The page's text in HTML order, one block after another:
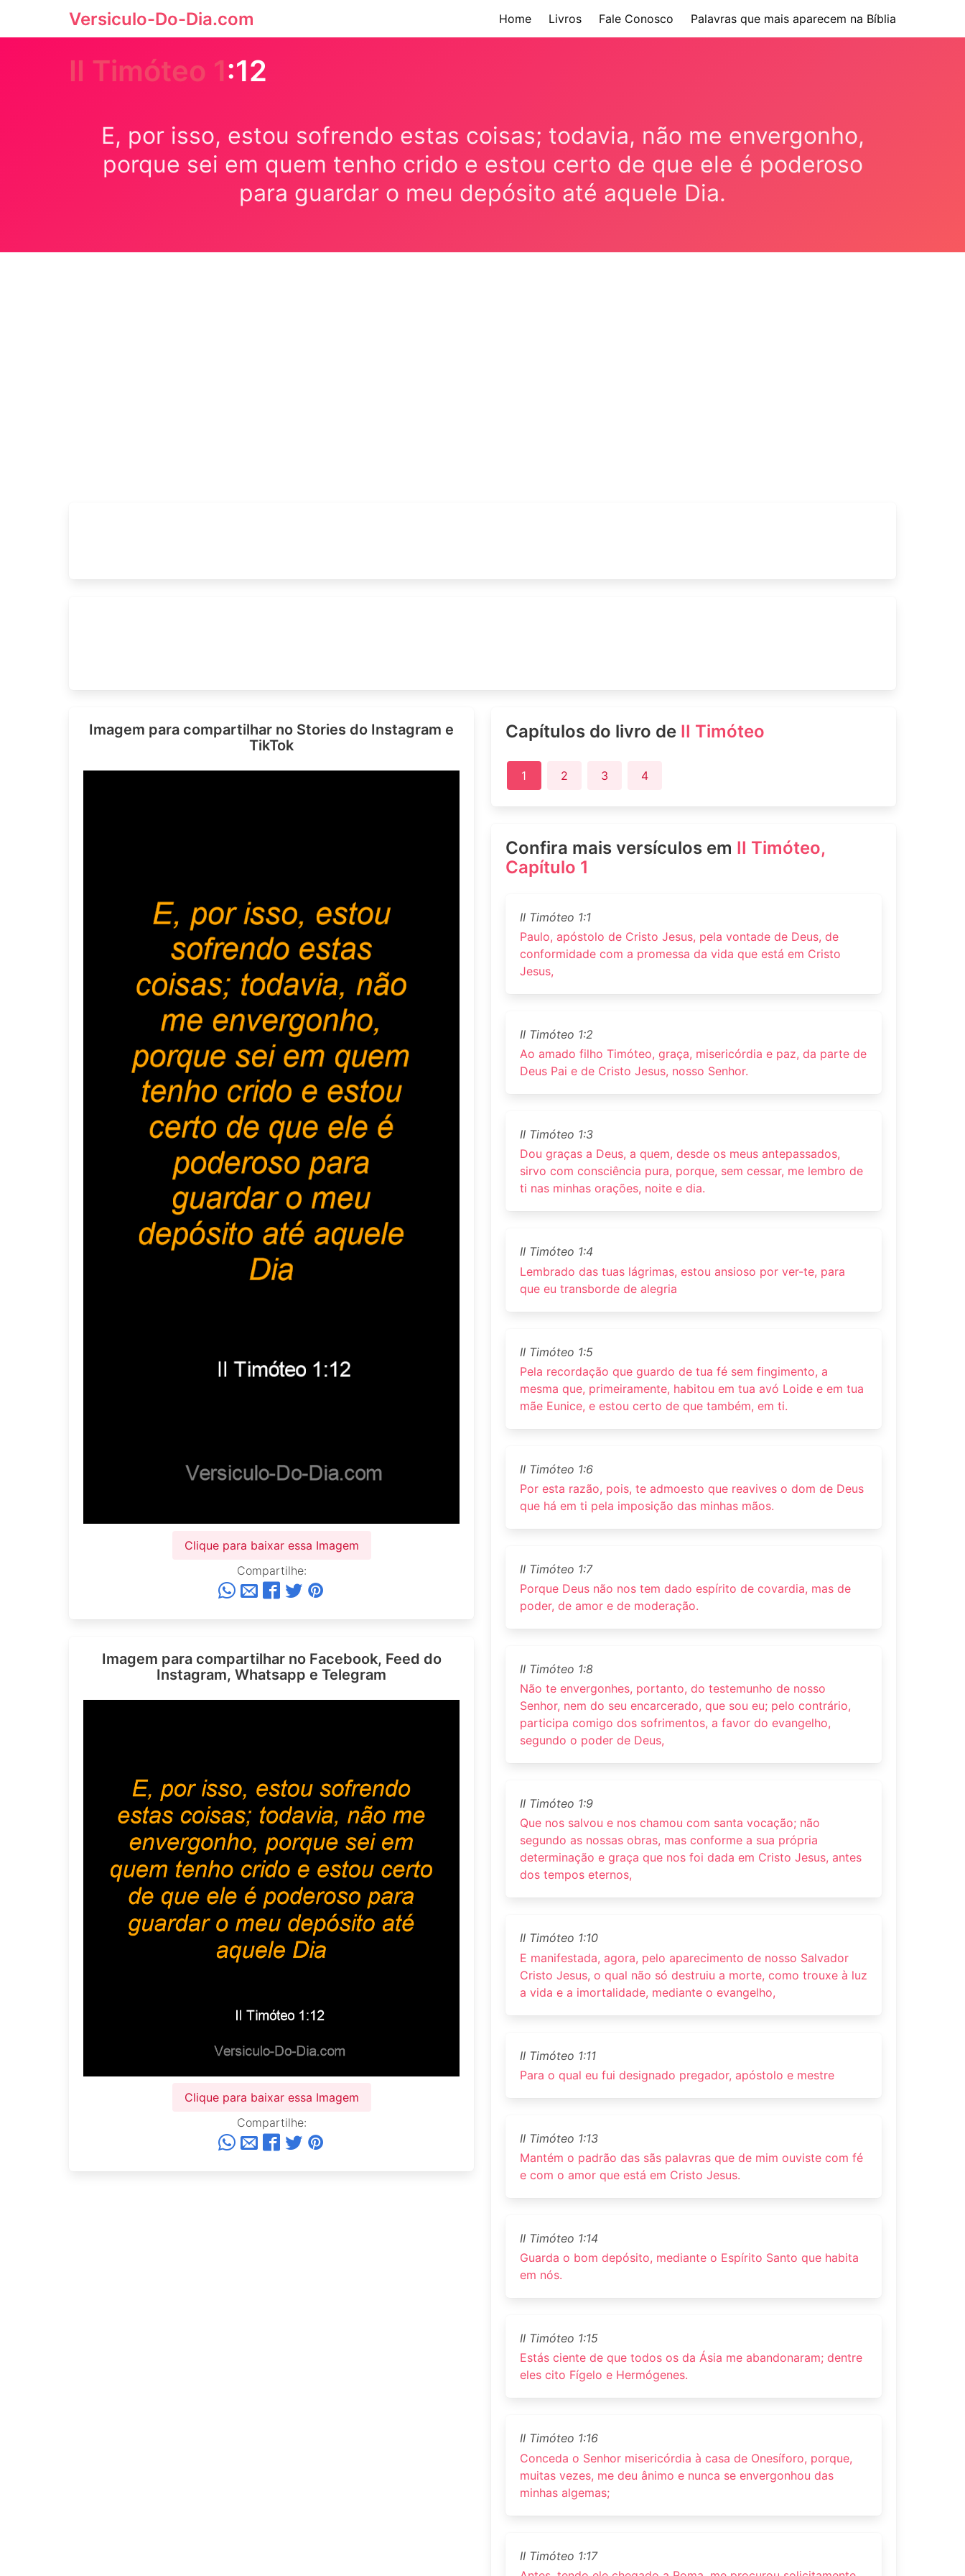
Versiculo-Do-Dia.com Home Livros Fale Conosco Palavras que mais aparecem na Bíblia
II Timóteo 1:12
E, por isso, estou sofrendo estas coisas; todavia, não me envergonho,
porque sei em quem tenho crido e estou certo de que ele é poderoso
para guardar o meu depósito até aquele Dia.
Imagem para compartilhar no Stories do Instagram e
TikTok
Clique para baixar essa Imagem
Compartilhe:
Imagem para compartilhar no Facebook, Feed do
Instagram, Whatsapp e Telegram
Clique para baixar essa Imagem
Compartilhe:
Capítulos do livro de II Timóteo
1 2 3 4
Confira mais versículos em II Timóteo,
Capítulo 1
II Timóteo 1:1
Paulo, apóstolo de Cristo Jesus, pela vontade de Deus, de
conformidade com a promessa da vida que está em Cristo
Jesus,
II Timóteo 1:2
Ao amado filho Timóteo, graça, misericórdia e paz, da parte de
Deus Pai e de Cristo Jesus, nosso Senhor.
II Timóteo 1:3
Dou graças a Deus, a quem, desde os meus antepassados,
sirvo com consciência pura, porque, sem cessar, me lembro de
ti nas minhas orações, noite e dia.
II Timóteo 1:4
Lembrado das tuas lágrimas, estou ansioso por ver-te, para
que eu transborde de alegria
II Timóteo 1:5
Pela recordação que guardo de tua fé sem fingimento, a
mesma que, primeiramente, habitou em tua avó Loide e em tua
mãe Eunice, e estou certo de que também, em ti.
II Timóteo 1:6
Por esta razão, pois, te admoesto que reavives o dom de Deus
que há em ti pela imposição das minhas mãos.
II Timóteo 1:7
Porque Deus não nos tem dado espírito de covardia, mas de
poder, de amor e de moderação.
II Timóteo 1:8
Não te envergonhes, portanto, do testemunho de nosso
Senhor, nem do seu encarcerado, que sou eu; pelo contrário,
participa comigo dos sofrimentos, a favor do evangelho,
segundo o poder de Deus,
II Timóteo 1:9
Que nos salvou e nos chamou com santa vocação; não
segundo as nossas obras, mas conforme a sua própria
determinação e graça que nos foi dada em Cristo Jesus, antes
dos tempos eternos,
II Timóteo 1:10
E manifestada, agora, pelo aparecimento de nosso Salvador
Cristo Jesus, o qual não só destruiu a morte, como trouxe à luz
a vida e a imortalidade, mediante o evangelho,
II Timóteo 1:11
Para o qual eu fui designado pregador, apóstolo e mestre
II Timóteo 1:13
Mantém o padrão das sãs palavras que de mim ouviste com fé
e com o amor que está em Cristo Jesus.
II Timóteo 1:14
Guarda o bom depósito, mediante o Espírito Santo que habita
em nós.
II Timóteo 1:15
Estás ciente de que todos os da Ásia me abandonaram; dentre
eles cito Fígelo e Hermógenes.
II Timóteo 1:16
Conceda o Senhor misericórdia à casa de Onesíforo, porque,
muitas vezes, me deu ânimo e nunca se envergonhou das
minhas algemas;
II Timóteo 1:17